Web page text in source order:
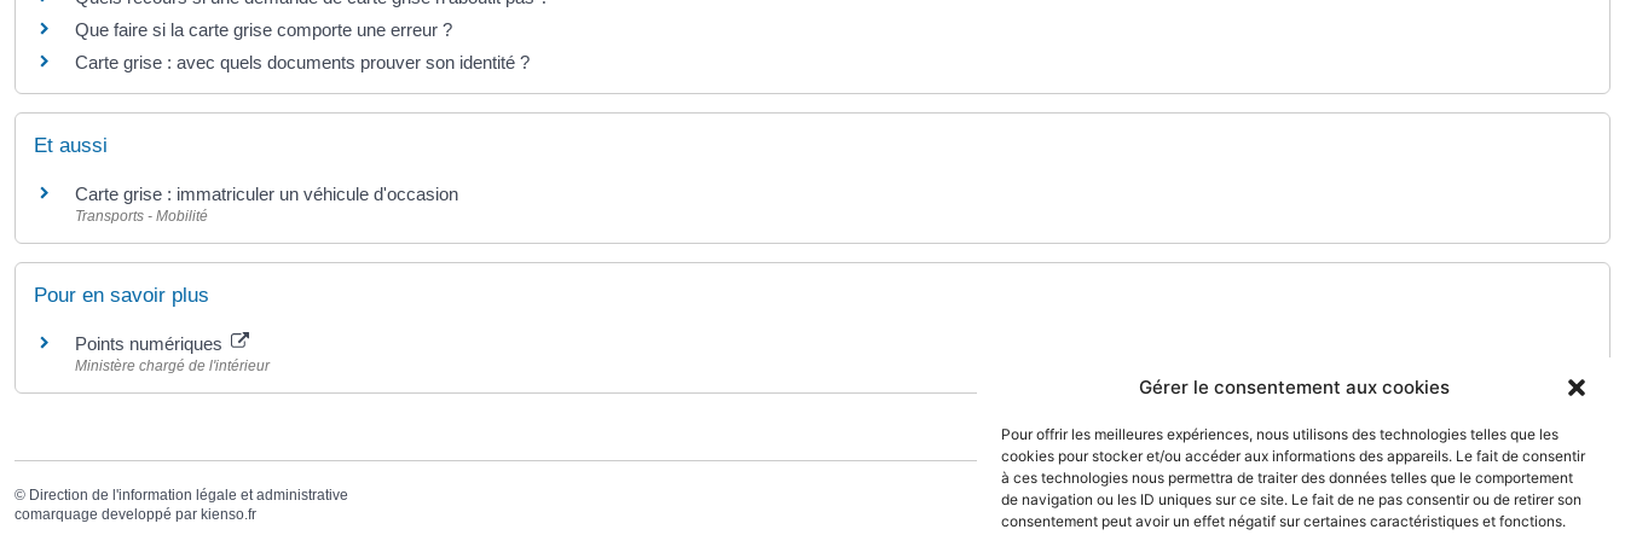
Gérer le consentement aux cookies
Pour offrir les meilleures expériences, nous utilisons des technologies telles que les
cookies pour stocker et/ou accéder aux informations des appareils. Le fait de consentir
à ces technologies nous permettra de traiter des données telles que le comportement
de navigation ou les ID uniques sur ce site. Le fait de ne pas consentir ou de retirer son
consentement peut avoir un effet négatif sur certaines caractéristiques et fonctions.
Que faire si la carte grise comporte une erreur ?
Carte grise : avec quels documents prouver son identité ?
Et aussi
Carte grise : immatriculer un véhicule d'occasion
Transports - Mobilité
Pour en savoir plus
Points numériques
Ministère chargé de l'intérieur
© Direction de l'information légale et administrative
comarquage developpé par kienso.fr